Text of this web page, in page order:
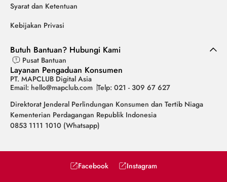
Syarat dan Ketentuan
Kebijakan Privasi
Butuh Bantuan? Hubungi Kami
Pusat Bantuan
Layanan Pengaduan Konsumen
PT. MAPCLUB Digital Asia
Email: hello@mapclub.com Telp: 021 - 309 67 627
Direktorat Jenderal Perlindungan Konsumen dan Tertib Niaga
Kementerian Perdagangan Republik Indonesia
0853 1111 1010 (Whatsapp)
Facebook
Instagram